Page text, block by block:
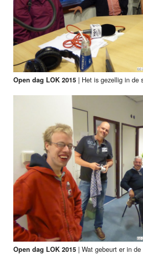
Open dag LOK 2015 | Het is gezellig in de
Open dag LOK 2015 | Wat gebeurt er in de